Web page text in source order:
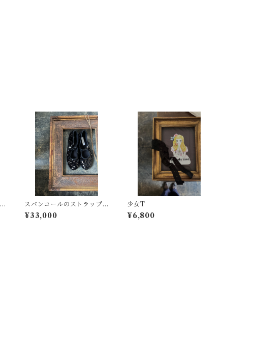
スパンコールのストラップ
シューズ
¥33,000
少女T
¥6,800